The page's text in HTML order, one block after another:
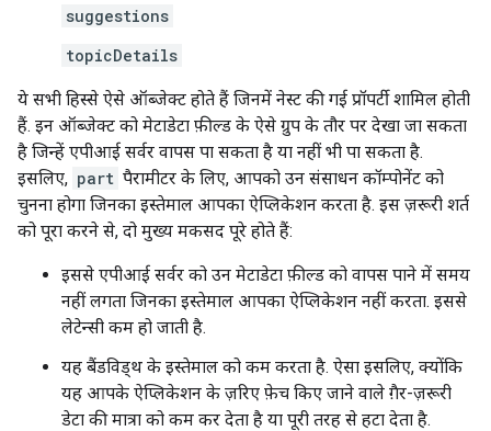
suggestions
topicDetails
ये सभी हिस्से ऐसे ऑब्जेक्ट होते हैं जिनमें नेस्ट की गई प्रॉपर्टी शामिल होती
हैं. इन ऑब्जेक्ट को मेटाडेटा फ़ील्ड के ऐसे ग्रुप के तौर पर देखा जा सकता
है जिन्हें एपीआई सर्वर वापस पा सकता है या नहीं भी पा सकता है.
इसलिए, part पैरामीटर के लिए, आपको उन संसाधन कॉम्पोनेंट को
चुनना होगा जिनका इस्तेमाल आपका ऐप्लिकेशन करता है. इस ज़रूरी शर्त
को पूरा करने से, दो मुख्य मकसद पूरे होते हैं:
इससे एपीआई सर्वर को उन मेटाडेटा फ़ील्ड को वापस पाने में समय
नहीं लगता जिनका इस्तेमाल आपका ऐप्लिकेशन नहीं करता. इससे
लेटेन्सी कम हो जाती है.
यह बैंडविड्थ के इस्तेमाल को कम करता है. ऐसा इसलिए, क्योंकि
यह आपके ऐप्लिकेशन के ज़रिए फ़ेच किए जाने वाले गै़र-ज़रूरी
डेटा की मात्रा को कम कर देता है या पूरी तरह से हटा देता है.